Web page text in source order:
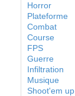
Horror
Plateforme
Combat
Course
FPS
Guerre
Infiltration
Musique
Shoot'em up